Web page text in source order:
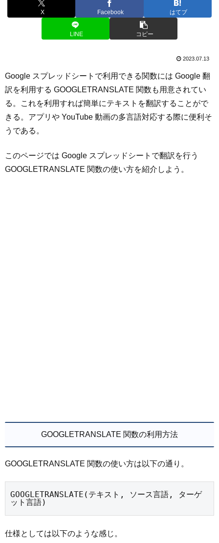
X Facebook はてブ
LINE コピー
2023.07.13
Google スプレッドシートで利用できる関数には Google 翻
訳を利用する GOOGLETRANSLATE 関数も用意されてい
る。これを利用すれば簡単にテキストを翻訳することがで
きる。アプリや YouTube 動画の多言語対応する際に便利そ
うである。
このページでは Google スプレッドシートで翻訳を行う
GOOGLETRANSLATE 関数の使い方を紹介しよう。
GOOGLETRANSLATE 関数の利用方法
GOOGLETRANSLATE 関数の使い方は以下の通り。
GOOGLETRANSLATE(テキスト, ソース言語, ターゲ
ット言語)
仕様としては以下のような感じ。